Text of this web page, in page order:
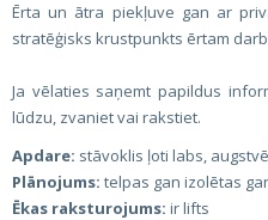
Ērta un ātra piekļuve gan ar
stratēģisks krustpunkts ērtam
Ja vēlaties saņemt papildus
lūdzu, zvaniet vai rakstiet.
Apdare: stāvoklis ļoti labs,
Plānojums: telpas gan izolētas
Ēkas raksturojums: ir lifts